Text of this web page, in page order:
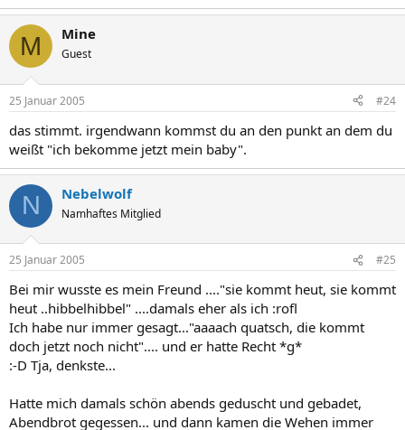
M Mine
Guest
25 Januar 2005 #24
das stimmt. irgendwann kommst du an den punkt an dem du
weißt "ich bekomme jetzt mein baby".
N Nebelwolf
Namhaftes Mitglied
25 Januar 2005 #25
Bei mir wusste es mein Freund ...."sie kommt heut, sie kommt
heut ..hibbelhibbel" ....damals eher als ich :rofl
Ich habe nur immer gesagt..."aaaach quatsch, die kommt
doch jetzt noch nicht".... und er hatte Recht *g*
:-D Tja, denkste...
Hatte mich damals schön abends geduscht und gebadet,
Abendbrot gegessen... und dann kamen die Wehen immer